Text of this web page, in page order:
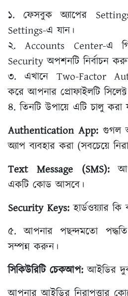
১. ফেসবুক অ্যাপের
Settings-এ যান।
২. Accounts Center-এ
Security অপশনটি নির্বাচন
৩. এখানে Two-Factor
করে আপনার প্রোফাইলটি
৪. তিনটি উপায়ে এটি চালু করা
Authentication App: গুগল
অ্যাপ ব্যবহার করা (সবচেয়ে
Text Message (SMS):
একটি কোড আসবে।
Security Keys:হার্ডওয়্যার
৫. আপনার পছন্দমতো
সম্পন্ন করুন।
সিকিউরিটি চেকআপ:আইডির